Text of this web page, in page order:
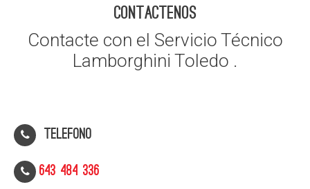
CONTACTENOS
Contacte con el Servicio Técnico
Lamborghini Toledo .
Telefono
643 484 336